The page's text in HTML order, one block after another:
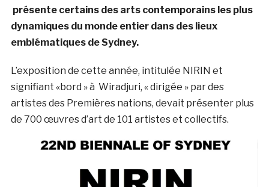
présente certains des arts contemporains les plus
dynamiques du monde entier dans des lieux
emblématiques de Sydney.
L’exposition de cette année, intitulée NIRIN et
signifiant «bord » à Wiradjuri, « dirigée » par des
artistes des Premières nations, devait présenter plus
de 700 œuvres d’art de 101 artistes et collectifs.